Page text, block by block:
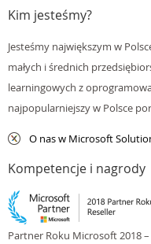
Kim jesteśmy?
Jesteśmy największym w
małych i średnich
learningowych z
najpopularniejszy w Polsce
O nas w Microsoft
Kompetencje i nagrody
Partner Roku Microsoft 2018 –